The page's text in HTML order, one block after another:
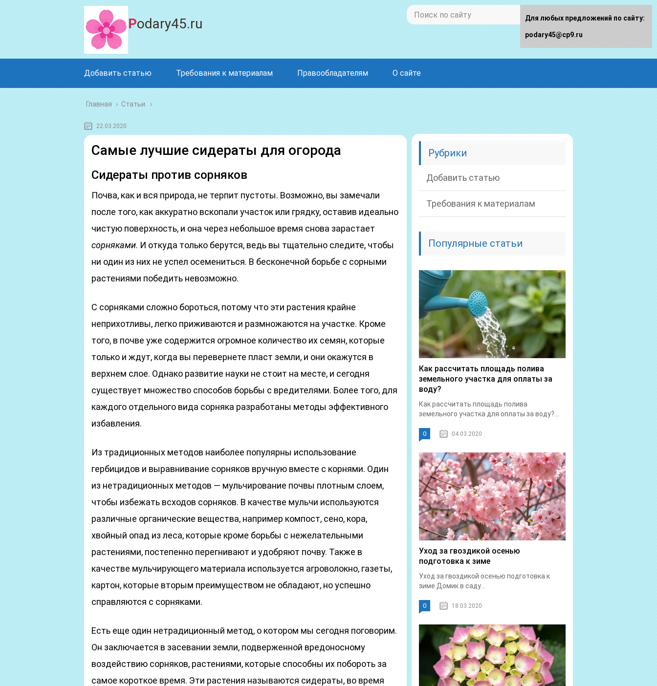
Podary45.ru
Добавить статью Требования к материалам Правообладателям О сайте
Главная › Статьи
22.03.2020
Самые лучшие сидераты для огорода
Сидераты против сорняков
Почва, как и вся природа, не терпит пустоты. Возможно, вы замечали
после того, как аккуратно вскопали участок или грядку, оставив идеально
чистую поверхность, и она через небольшое время снова зарастает
сорняками. И откуда только берутся, ведь вы тщательно следите, чтобы
ни один из них не успел осемениться. В бесконечной борьбе с сорными
растениями победить невозможно.
С сорняками сложно бороться, потому что эти растения крайне
неприхотливы, легко приживаются и размножаются на участке. Кроме
того, в почве уже содержится огромное количество их семян, которые
только и ждут, когда вы перевернете пласт земли, и они окажутся в
верхнем слое. Однако развитие науки не стоит на месте, и сегодня
существует множество способов борьбы с вредителями. Более того, для
каждого отдельного вида сорняка разработаны методы эффективного
избавления.
Из традиционных методов наиболее популярны использование
гербицидов и выравнивание сорняков вручную вместе с корнями. Один
из нетрадиционных методов — мульчирование почвы плотным слоем,
чтобы избежать всходов сорняков. В качестве мульчи используются
различные органические вещества, например компост, сено, кора,
хвойный опад из леса, которые кроме борьбы с нежелательными
растениями, постепенно перегнивают и удобряют почву. Также в
качестве мульчирующего материала используется агроволокно, газеты,
картон, которые вторым преимуществом не обладают, но успешно
справляются с сорняками.
Есть еще один нетрадиционный метод, о котором мы сегодня поговорим.
Он заключается в засевании земли, подверженной вредоносному
воздействию сорняков, растениями, которые способны их побороть за
самое короткое время. Эти растения называются сидераты, во время
Рубрики
Добавить статью
Требования к материалам
Популярные статьи
Как рассчитать площадь полива
земельного участка для оплаты за
воду?
Как рассчитать площадь полива
земельного участка для оплаты за воду?...
0 04.03.2020
Уход за гвоздикой осенью
подготовка к зиме
Уход за гвоздикой осенью подготовка к
зиме Домик в саду...
0 18.03.2020
Для любых предложений по сайту:
podary45@cp9.ru